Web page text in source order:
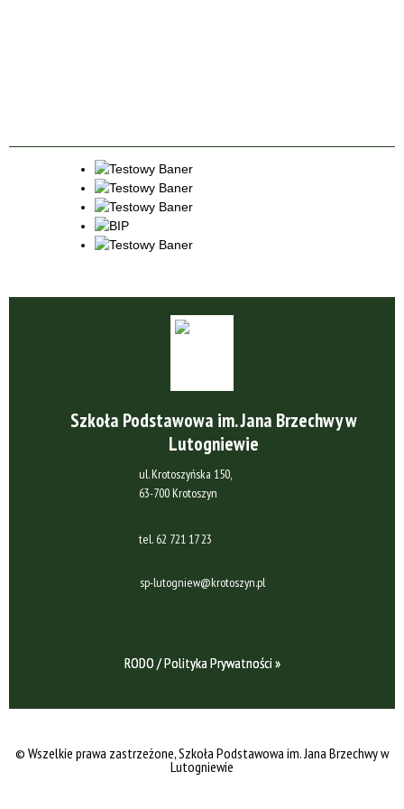
Szkoła Podstawowa im. Jana Brzechwy w
Lutogniewie
ul. Krotoszyńska 150,
63-700 Krotoszyn
tel. 62 721 17 23
sp-lutogniew@krotoszyn.pl
RODO / Polityka Prywatności »
© Wszelkie prawa zastrzeżone, Szkoła Podstawowa im. Jana Brzechwy w
Lutogniewie